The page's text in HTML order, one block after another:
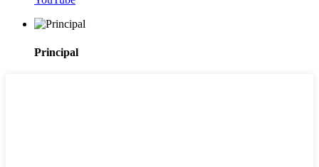
Principal